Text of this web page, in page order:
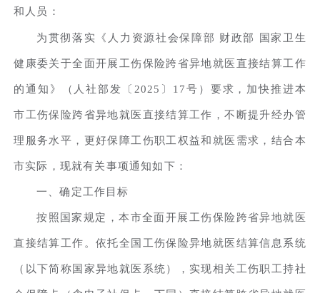
和人员：
为贯彻落实《人力资源社会保障部 财政部 国家卫生
健康委关于全面开展工伤保险跨省异地就医直接结算工作
的通知》（人社部发〔2025〕17号）要求，加快推进本
市工伤保险跨省异地就医直接结算工作，不断提升经办管
理服务水平，更好保障工伤职工权益和就医需求，结合本
市实际，现就有关事项通知如下：
一、确定工作目标
按照国家规定，本市全面开展工伤保险跨省异地就医
直接结算工作。依托全国工伤保险异地就医结算信息系统
（以下简称国家异地就医系统），实现相关工伤职工持社